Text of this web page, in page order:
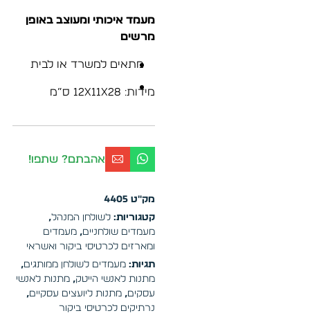
מעמד איכותי ומעוצב באופן
מרשים
מתאים למשרד או לבית
מידות: 12x11x28 ס”מ
אהבתם? שתפו!
מק"ט 4405
קטגוריות: לשולחן המנהל,
מעמדים שולחניים, מעמדים
ומארזים לכרטיסי ביקור ואשראי
תגיות: מעמדים לשולחן ממותגים,
מתנות לאנשי הייטק, מתנות לאנשי
עסקים, מתנות ליועצים עסקיים,
נרתיקים לכרטיסי ביקור